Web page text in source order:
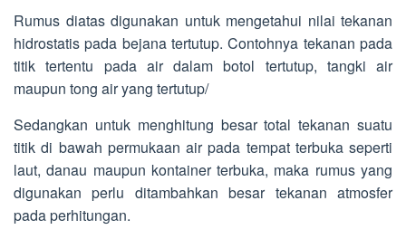
Rumus diatas digunakan untuk mengetahui nilai tekanan
hidrostatis pada bejana tertutup. Contohnya tekanan pada
titik tertentu pada air dalam botol tertutup, tangki air
maupun tong air yang tertutup/
Sedangkan untuk menghitung besar total tekanan suatu
titik di bawah permukaan air pada tempat terbuka seperti
laut, danau maupun kontainer terbuka, maka rumus yang
digunakan perlu ditambahkan besar tekanan atmosfer
pada perhitungan.